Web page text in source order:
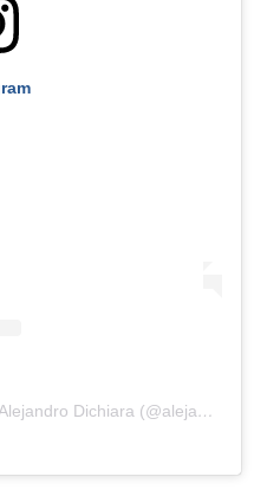
Una publicación compartida por Alejandro Dichiara (@alejandro_dichiara)